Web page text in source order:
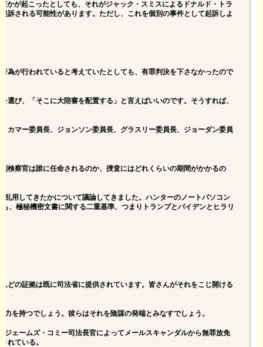
が起こったとしても、それがジャック・スミスによるドナルド・トラ
訴される可能性があります。ただし、これを個別の事件として起訴しよ
為が行われていると考えていたとしても、有罪判決を下さなかったので
び、「そこに大陪審を配置する」と言えばいいのです。そうすれば、
カマー委員長、ジョンソン委員長、グラスリー委員長、ジョーダン委員
検察官は誰に任命されるのか、捜査にはどれくらいの期間がかかるの
用してきたかについて議論してきました。ハンターのノートパソコン
、極秘機密文書に関する二重基準、つまりトランプとバイデンとヒラリ
どの証拠は既に司法省に提供されています。皆さんがそれをこじ開ける
を持つでしょう。彼らはそれを陰謀の発端とみなすでしょう。
ェームズ・コミー司法長官によってメールスキャンダルから無罪放免
れている。